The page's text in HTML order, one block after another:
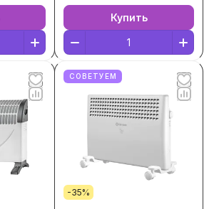
Купить
СОВЕТУЕМ
-35%